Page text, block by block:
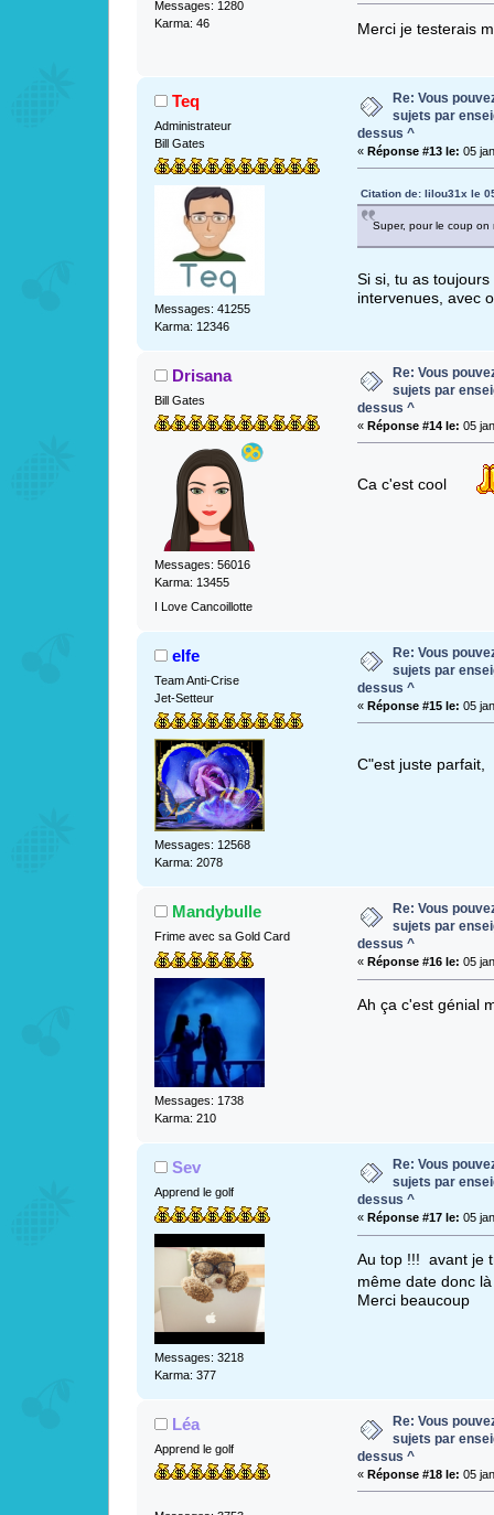
Messages: 1280
Karma: 46
Merci je testerais
Teq
Administrateur
Bill Gates
Messages: 41255
Karma: 12346
Re: Vous
sujets par
dessus ^
« Réponse #13 le: 05
Citation de: lilou31x le
Super, pour le coup
Si si, tu as
intervenues, avec
Drisana
Bill Gates
Messages: 56016
Karma: 13455
I Love Cancoillotte
Re: Vous
sujets par
dessus ^
« Réponse #14 le: 05
Ca c'est cool
elfe
Team Anti-Crise
Jet-Setteur
Messages: 12568
Karma: 2078
Re: Vous
sujets par
dessus ^
« Réponse #15 le: 05
C"est juste parfait,
Mandybulle
Frime avec sa Gold Card
Messages: 1738
Karma: 210
Re: Vous
sujets par
dessus ^
« Réponse #16 le: 05
Ah ça c'est génial
Sev
Apprend le golf
Messages: 3218
Karma: 377
Re: Vous
sujets par
dessus ^
« Réponse #17 le: 05
Au top !!! avant je
même date donc
Merci beaucoup
Léa
Apprend le golf
Re: Vous
sujets par
dessus ^
« Réponse #18 le: 05